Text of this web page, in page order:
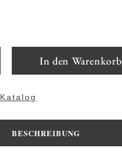
In den Warenkorb
Katalog
BESCHREIBUNG